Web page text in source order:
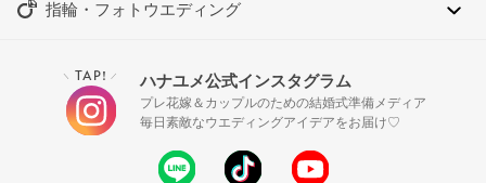
指輪・フォトウエディング
＼ TAP! ／ ハナユメ公式インスタグラム
プレ花嫁＆カップルのための結婚式準備メディア
毎日素敵なウエディングアイデアをお届け♡